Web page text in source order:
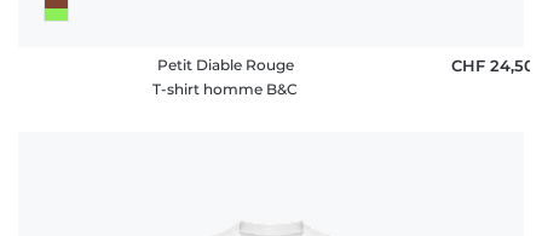
Petit Diable Rouge
T-shirt homme B&C
CHF 24,50